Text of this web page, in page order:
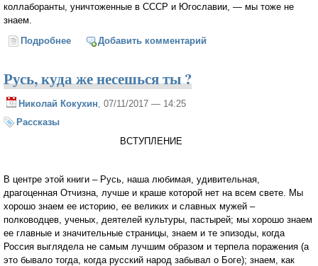
коллаборанты, уничтоженные в СССР и Югославии, — мы тоже не
знаем.
Подробнее о День жертв западной либеральной демократии
Добавить комментарий
Русь, куда же несешься ты ?
Николай Кокухин , 07/11/2017 — 14:25
Рассказы
ВСТУПЛЕНИЕ
В центре этой книги – Русь, наша любимая, удивительная,
драгоценная Отчизна, лучше и краше которой нет на всем свете. Мы
хорошо знаем ее историю, ее великих и славных мужей –
полководцев, ученых, деятелей культуры, пастырей; мы хорошо знаем
ее главные и значительные страницы, знаем и те эпизоды, когда
Россия выглядела не самым лучшим образом и терпела поражения (а
это бывало тогда, когда русский народ забывал о Боге); знаем, как